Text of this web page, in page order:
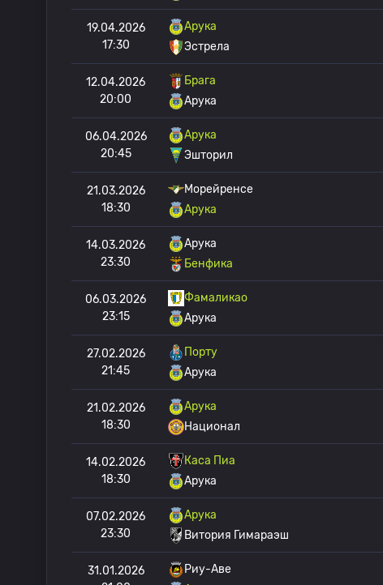
19.04.2026
17:30
Арука
Эстрела
12.04.2026
20:00
Брага
Арука
06.04.2026
20:45
Арука
Эшторил
21.03.2026
18:30
Морейренсе
Арука
14.03.2026
23:30
Арука
Бенфика
06.03.2026
23:15
Фамаликао
Арука
27.02.2026
21:45
Порту
Арука
21.02.2026
18:30
Арука
Национал
14.02.2026
18:30
Каса Пиа
Арука
07.02.2026
23:30
Арука
Витория Гимараэш
31.01.2026
Риу-Аве